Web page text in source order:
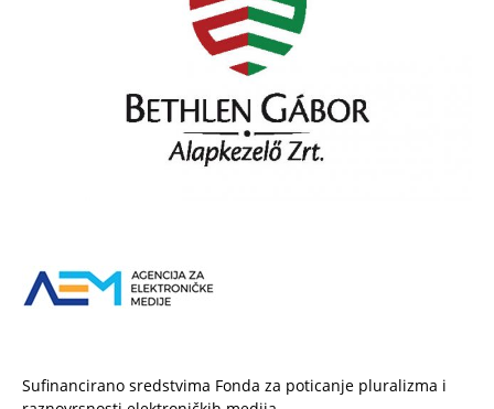
Sufinancirano sredstvima Fonda za poticanje pluralizma i